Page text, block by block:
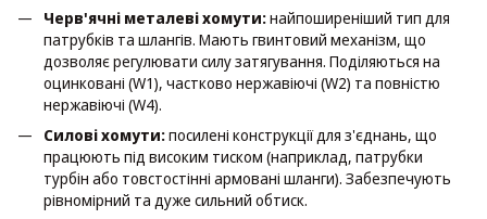
Черв'ячні металеві хомути:найпоширеніший тип для
патрубків та шлангів. Мають гвинтовий механізм, що
дозволяє регулювати силу затягування. Поділяються на
оцинковані (W1), частково нержавіючі (W2) та повністю
нержавіючі (W4).
Силові хомути:посилені конструкції для з'єднань, що
працюють під високим тиском (наприклад, патрубки
турбін або товстостінні армовані шланги). Забезпечують
рівномірний та дуже сильний обтиск.